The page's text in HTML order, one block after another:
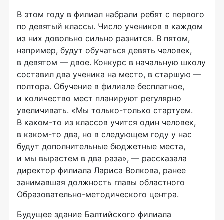
В этом году в филиал набрали ребят с первого
по девятый классы. Число учеников в каждом
из них довольно сильно разнится. В пятом,
например, будут обучаться девять человек,
в девятом — двое. Конкурс в начальную школу
составил два ученика на место, в старшую —
полтора. Обучение в филиале бесплатное,
и количество мест планируют регулярно
увеличивать. «Мы только-только стартуем.
В каком-то из классов учится один человек,
в каком-то два, но в следующем году у нас
будут дополнительные бюджетные места,
и мы вырастем в два раза», — рассказала
директор филиала Лариса Волкова, ранее
занимавшая должность главы областного
Образовательно-методического центра.
Будущее здание Балтийского филиала